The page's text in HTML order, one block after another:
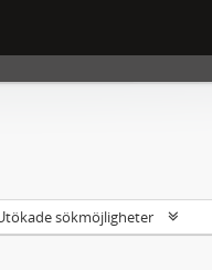
sökmöjligheter